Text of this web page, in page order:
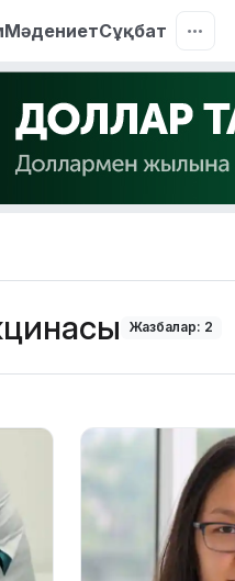
МәдениетСұқбат
Жазбалар: 2